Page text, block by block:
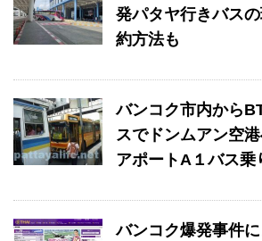
発パタヤ行きバス
約方法も
バンコク市内から
スでドンムアン空
アポートA１バス乗
バンコク爆発事件